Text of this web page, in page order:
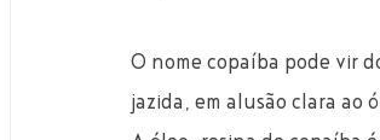
O nome copaíba pode vir
jazida, em alusão clara ao